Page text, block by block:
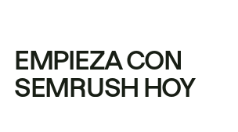
EMPIEZA CON
SEMRUSH HOY